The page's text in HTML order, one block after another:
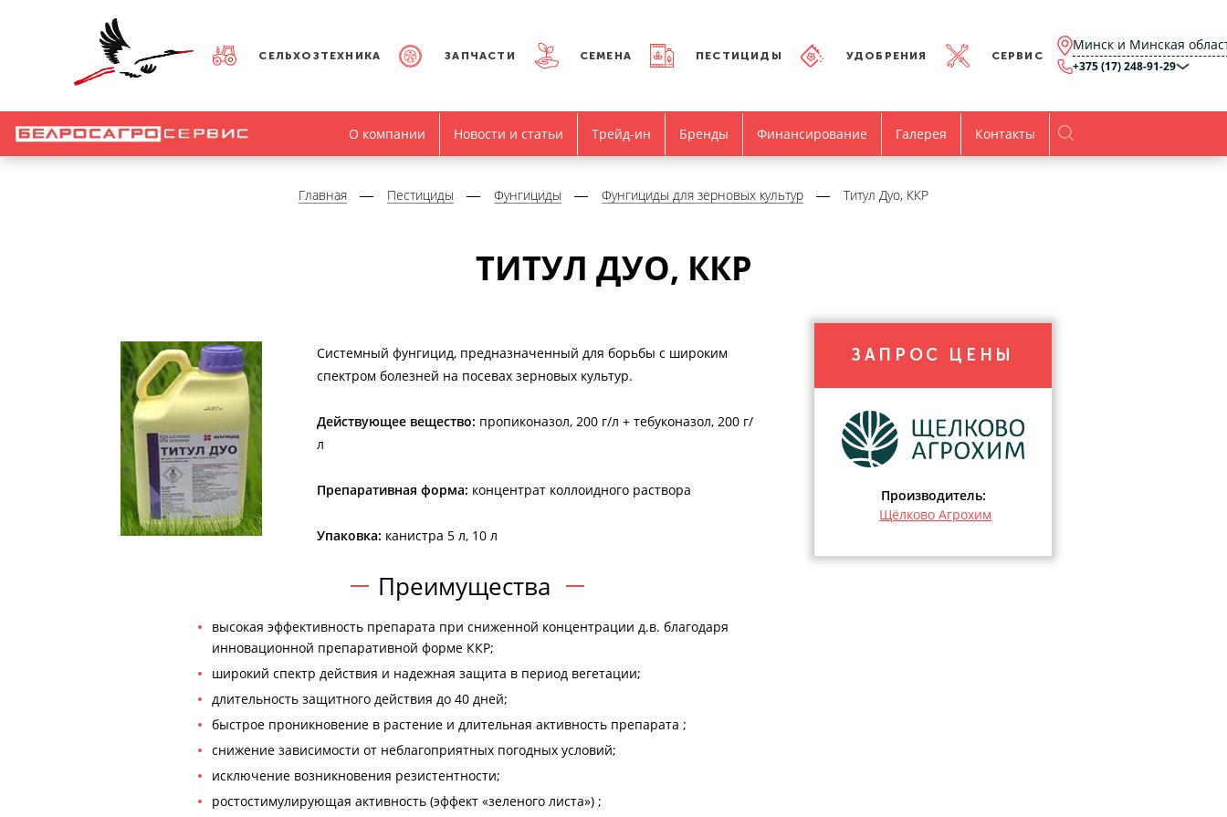
СЕЛЬХОЗТЕХНИКА ЗАПЧАСТИ СЕМЕНА ПЕСТИЦИДЫ УДОБРЕНИЯ СЕРВИС
Минск и Минская
область
Гомель и Гомельская
+375 (17) 248-91-29
О компании Новости и статьи Трейд-ин Бренды Финансирование Галерея Контакты
Главная Пестициды Фунгициды Фунгициды для зерновых культур Титул Дуо, ККР
ТИТУЛ ДУО, ККР
Системный фунгицид, предназначенный для борьбы с широким
спектром болезней на посевах зерновых культур.
Действующее вещество: пропиконазол, 200 г/л + тебуконазол, 200 г/
л
Препаративная форма: концентрат коллоидного раствора
Упаковка: канистра 5 л, 10 л
Преимущества
высокая эффективность препарата при сниженной концентрации д.в. благодаря
инновационной препаративной форме ККР;
широкий спектр действия и надежная защита в период вегетации;
длительность защитного действия до 40 дней;
быстрое проникновение в растение и длительная активность препарата ;
снижение зависимости от неблагоприятных погодных условий;
исключение возникновения резистентности;
ростостимулирующая активность (эффект «зеленого листа») ;
ЗАПРОС ЦЕНЫ
Производитель:
Щёлково Агрохим